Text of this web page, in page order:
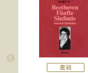
書籍